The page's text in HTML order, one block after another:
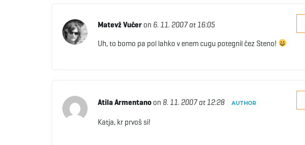
Matevž Vučeron 6. 11. 2007 at 16:05
Uh, to bomo pa pol lahko v enem cugu potegnil čez Steno!
Atila Armentanoon 8. 11. 2007 at 12:28 AUTHOR
Katja, kr prvoš si!